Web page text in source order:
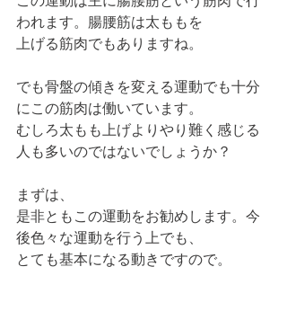
われます。腸腰筋は太ももを
上げる筋肉でもありますね。
でも骨盤の傾きを変える運動でも十分
にこの筋肉は働いています。
むしろ太もも上げよりやり難く感じる
人も多いのではないでしょうか？
まずは、
是非ともこの運動をお勧めします。今
後色々な運動を行う上でも、
とても基本になる動きですので。